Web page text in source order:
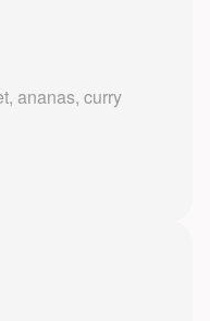
ananas, curry